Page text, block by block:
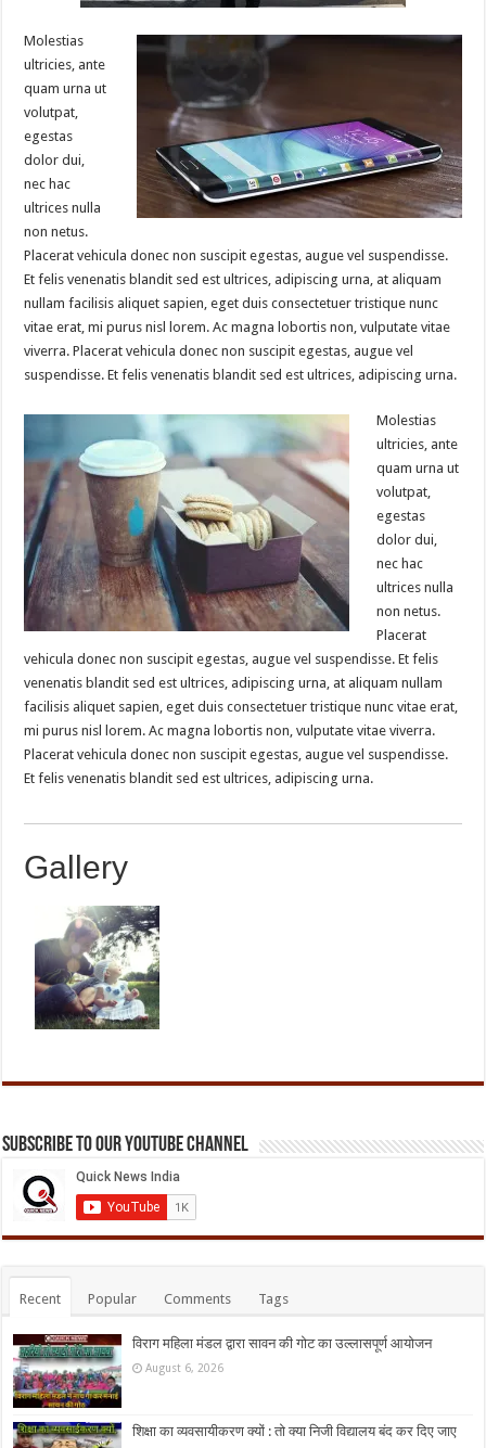
Molestias
ultricies, ante
quam urna ut
volutpat,
egestas
dolor dui,
nec hac
ultrices nulla
non netus.
Placerat vehicula donec non suscipit egestas, augue vel suspendisse.
Et felis venenatis blandit sed est ultrices, adipiscing urna, at aliquam
nullam facilisis aliquet sapien, eget duis consectetuer tristique nunc
vitae erat, mi purus nisl lorem. Ac magna lobortis non, vulputate vitae
viverra. Placerat vehicula donec non suscipit egestas, augue vel
suspendisse. Et felis venenatis blandit sed est ultrices, adipiscing urna.
Molestias
ultricies, ante
quam urna ut
volutpat,
egestas
dolor dui,
nec hac
ultrices nulla
non netus.
Placerat
vehicula donec non suscipit egestas, augue vel suspendisse. Et felis
venenatis blandit sed est ultrices, adipiscing urna, at aliquam nullam
facilisis aliquet sapien, eget duis consectetuer tristique nunc vitae erat,
mi purus nisl lorem. Ac magna lobortis non, vulputate vitae viverra.
Placerat vehicula donec non suscipit egestas, augue vel suspendisse.
Et felis venenatis blandit sed est ultrices, adipiscing urna.
Gallery
Subscribe to our Youtube Channel
Recent Popular Comments Tags
विराग महिला मंडल द्वारा सावन की गोट का उल्लासपूर्ण आयोजन
August 6, 2026
शिक्षा का व्यवसायीकरण क्यों : तो क्या निजी विद्यालय बंद कर दिए जाए